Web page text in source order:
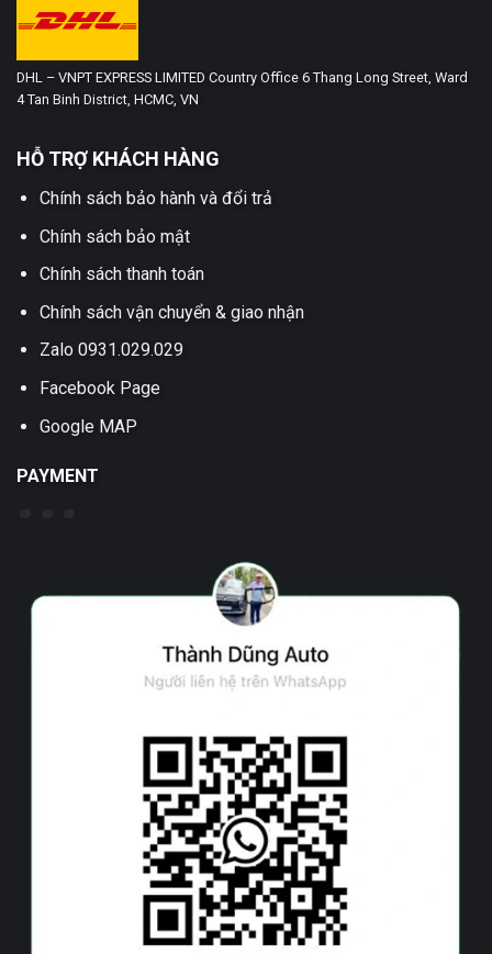
DHL – VNPT EXPRESS LIMITED Country Office 6 Thang Long Street, Ward
4 Tan Binh District, HCMC, VN
HỖ TRỢ KHÁCH HÀNG
Chính sách bảo hành và đổi trả
Chính sách bảo mật
Chính sách thanh toán
Chính sách vận chuyển & giao nhận
Zalo 0931.029.029
Facebook Page
Google MAP
PAYMENT